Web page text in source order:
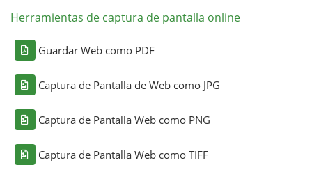
Herramientas de captura de pantalla online
Guardar Web como PDF
Captura de Pantalla de Web como JPG
Captura de Pantalla Web como PNG
Captura de Pantalla Web como TIFF